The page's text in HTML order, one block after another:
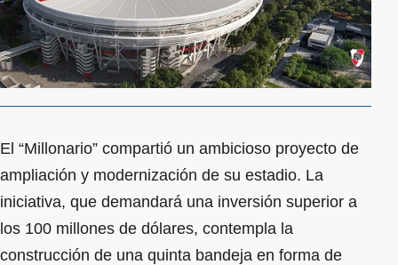
El “Millonario” compartió un ambicioso proyecto de
ampliación y modernización de su estadio. La
iniciativa, que demandará una inversión superior a
los 100 millones de dólares, contempla la
construcción de una quinta bandeja en forma de